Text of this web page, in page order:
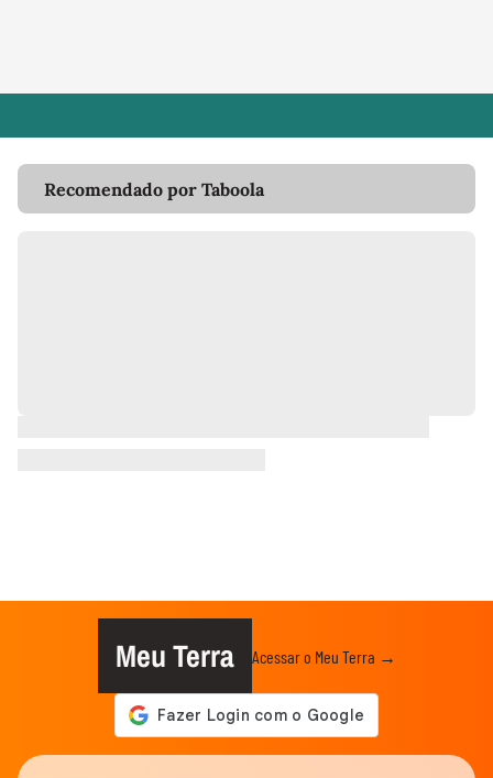
Recomendado por Taboola
Meu Terra Acessar o Meu Terra →